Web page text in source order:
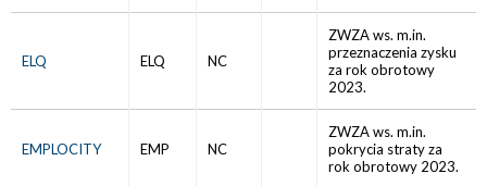
ELQ ELQ NC
ZWZA ws. m.in.
przeznaczenia zysku
za rok obrotowy
2023.
EMPLOCITY EMP NC
ZWZA ws. m.in.
pokrycia straty za
rok obrotowy 2023.